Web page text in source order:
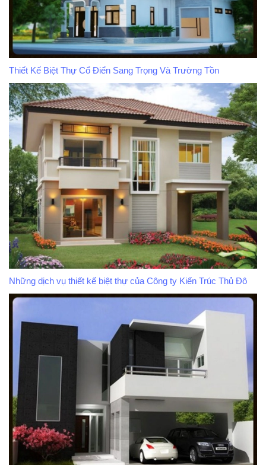
Thiết Kế Biệt Thự Cổ Điển Sang Trọng Và Trường Tồn
Những dịch vụ thiết kế biệt thự của Công ty Kiến Trúc Thủ Đô